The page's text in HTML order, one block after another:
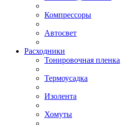
Компрессоры
Автосвет
Расходники
Тонировочная пленка
Термоусадка
Изолента
Хомуты